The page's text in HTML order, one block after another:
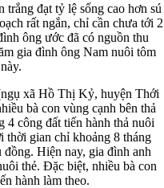
trắng đạt tỷ lệ sống cao hơn sú
rất ngắn, chỉ cần chưa tới 2
ông ước đã có nguồn thu
gia đình ông Nam nuôi tôm
xã Hồ Thị Kỷ, huyện Thới
bà con vùng cạnh bên thả
4 công đất tiến hành thả nuôi
thời gian chỉ khoảng 8 tháng
Hiện nay, gia đình anh
thẻ. Đặc biệt, nhiều bà con
hành làm theo.